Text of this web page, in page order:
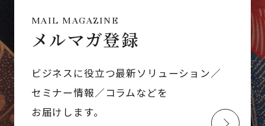
MAIL MAGAZINE
メルマガ登録
ビジネスに役立つ最新ソリューション／
セミナー情報／コラムなどを
お届けします。